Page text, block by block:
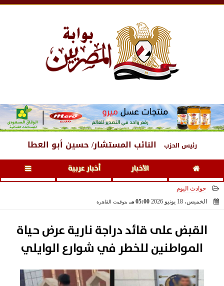
رئيس الحزب النائب المستشار/ حسين أبو العطا
الأخبار أخبار عربية
حوادث اليوم
الخميس، 18 يونيو 2026
05:00 مـ بتوقيت القاهرة
القبض على قائد دراجة نارية عرض حياة
المواطنين للخطر في شوارع الوايلي